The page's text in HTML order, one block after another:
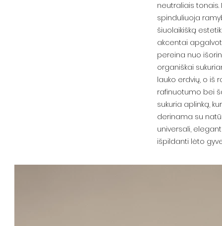
neutraliais
spinduliuoja
šiuolaikišką
akcentai
pereina nuo
organiškai
lauko erdvių, o iš
rafinuotumo bei
sukuria aplinką,
derinama su
universali,
išpildanti lėto